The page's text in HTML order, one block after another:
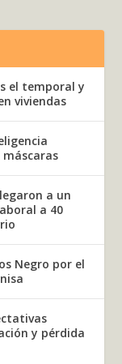
el temporal y
viviendas
a un
a 40
Negro por el
y pérdida